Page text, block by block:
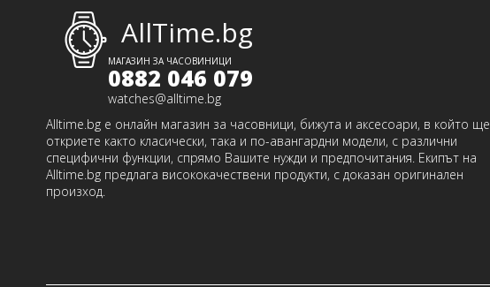
AllTime.bg
МАГАЗИН ЗА ЧАСОВИНИЦИ
0882 046 079
watches@alltime.bg
Alltime.bg е онлайн магазин за часовници, бижута и аксесоари, в който ще
откриете както класически, така и по-авангардни модели, с различни
специфични функции, спрямо Вашите нужди и предпочитания. Екипът на
Alltime.bg предлага висококачествени продукти, с доказан оригинален
произход.